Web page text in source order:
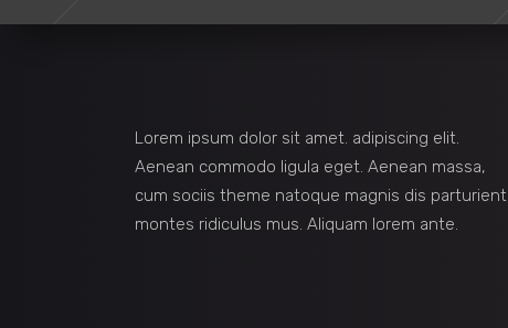
Lorem ipsum dolor sit amet. adipiscing elit.
Aenean commodo ligula eget. Aenean massa,
cum sociis theme natoque magnis dis parturient
montes ridiculus mus. Aliquam lorem ante.